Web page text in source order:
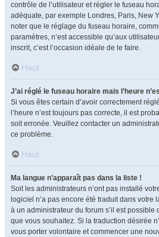
contrôle de l’utilisateur et régler le fuseau
adéquate, par exemple Londres, Paris, New
noter que le réglage du fuseau horaire,
paramètres, n’est accessible qu’aux
inscrit, c’est l’occasion idéale de le faire.
Haut
J’ai réglé le fuseau horaire mais l’heure
Si vous êtes certain d’avoir correctement
l’heure n’est toujours pas correcte, il est
soit erronée. Veuillez contacter un
ce problème.
Haut
Ma langue n’apparaît pas dans la liste !
Soit les administrateurs n’ont pas installé
logiciel n’a pas encore été traduit dans votre
à un administrateur du forum s’il est possible
que vous souhaitez. Si la traduction désirée
vous porter volontaire et commencer une